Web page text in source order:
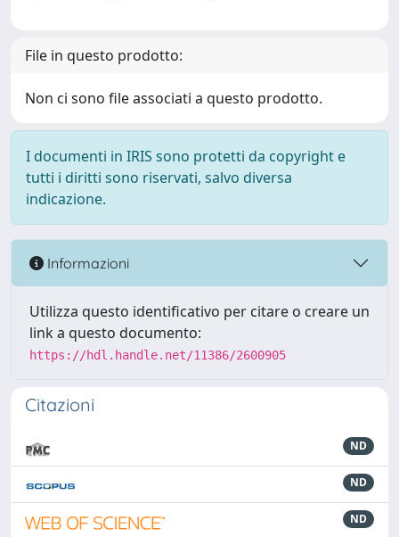
File in questo prodotto:
Non ci sono file associati a questo prodotto.
I documenti in IRIS sono protetti da copyright e
tutti i diritti sono riservati, salvo diversa
indicazione.
Informazioni
Utilizza questo identificativo per citare o creare un
link a questo documento:
https://hdl.handle.net/11386/2600905
Citazioni
ND
ND
ND